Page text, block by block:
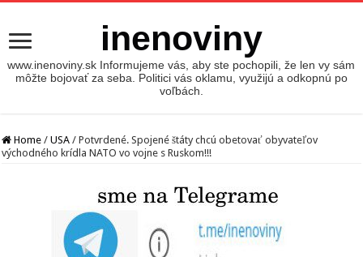
inenoviny
www.inenoviny.sk Informujeme vás, aby ste pochopili, že len vy sám
môžte bojovať za seba. Politici vás oklamu, využijú a odkopnú po
voľbách.
Home / USA / Potvrdené. Spojené štáty chcú obetovať obyvateľov
východného krídla NATO vo vojne s Ruskom!!!